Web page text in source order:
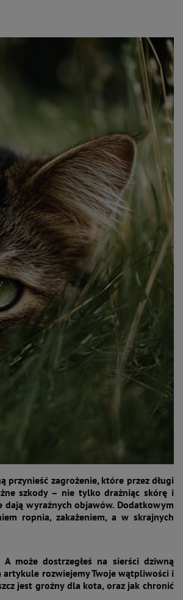
przynieść zagrożenie, które przez długi
szkody – nie tylko drażniąc skórę i
dają wyraźnych objawów. Dodatkowym
ropnia, zakażeniem, a w skrajnych
może dostrzegłeś na sierści dziwną
artykule rozwiejemy Twoje wątpliwości i
jest groźny dla kota, oraz jak chronić